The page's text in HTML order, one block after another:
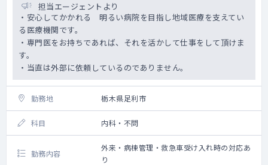
担当エージェントより
・安心してかかれる 明るい病院を目指し地域医療を支えてい
る医療機関です。
・専門医をお持ちであれば、それを活かして仕事をして頂けま
す。
・当直は外部に依頼しているのでありません。
勤務地 栃木県足利市
科目 内科・不問
勤務内容
外来・病棟管理・救急車受け入れ時の対応あ
り